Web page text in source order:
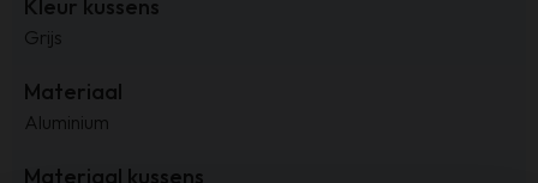
Kleur kussens
Grijs
Materiaal
Aluminium
Materiaal kussens